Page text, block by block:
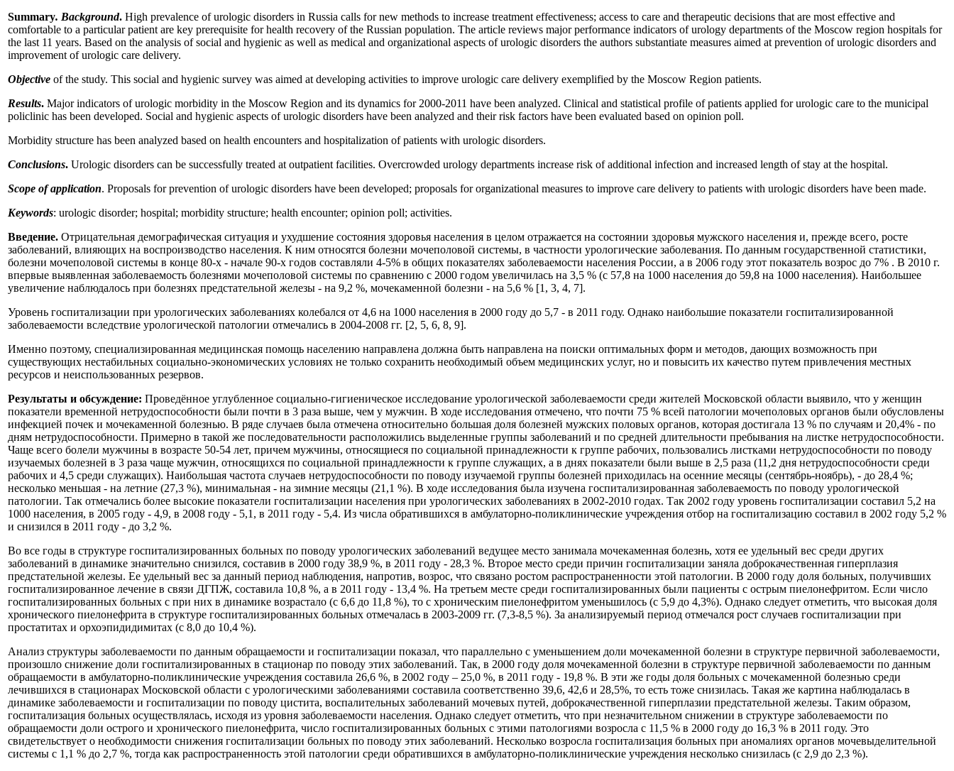
Summary. Background. High prevalence of urologic disorders in Russia calls for new methods to increase treatment effectiveness; access to care and therapeutic decisions that are most effective and
comfortable to a particular patient are key prerequisite for health recovery of the Russian population. The article reviews major performance indicators of urology departments of the Moscow region hospitals for
the last 11 years. Based on the analysis of social and hygienic as well as medical and organizational aspects of urologic disorders the authors substantiate measures aimed at prevention of urologic disorders and
improvement of urologic care delivery.
Objective of the study. This social and hygienic survey was aimed at developing activities to improve urologic care delivery exemplified by the Moscow Region patients.
Results. Major indicators of urologic morbidity in the Moscow Region and its dynamics for 2000-2011 have been analyzed. Clinical and statistical profile of patients applied for urologic care to the municipal
policlinic has been developed. Social and hygienic aspects of urologic disorders have been analyzed and their risk factors have been evaluated based on opinion poll.
Morbidity structure has been analyzed based on health encounters and hospitalization of patients with urologic disorders.
Conclusions. Urologic disorders can be successfully treated at outpatient facilities. Overcrowded urology departments increase risk of additional infection and increased length of stay at the hospital.
Scope of application. Proposals for prevention of urologic disorders have been developed; proposals for organizational measures to improve care delivery to patients with urologic disorders have been made.
Keywords: urologic disorder; hospital; morbidity structure; health encounter; opinion poll; activities.
Введение. Отрицательная демографическая ситуация и ухудшение состояния здоровья населения в целом отражается на состоянии здоровья мужского населения и, прежде всего, росте
заболеваний, влияющих на воспроизводство населения. К ним относятся болезни мочеполовой системы, в частности урологические заболевания. По данным государственной статистики,
болезни мочеполовой системы в конце 80-х - начале 90-х годов составляли 4-5% в общих показателях заболеваемости населения России, а в 2006 году этот показатель возрос до 7% . В 2010 г.
впервые выявленная заболеваемость болезнями мочеполовой системы по сравнению с 2000 годом увеличилась на 3,5 % (с 57,8 на 1000 населения до 59,8 на 1000 населения). Наибольшее
увеличение наблюдалось при болезнях предстательной железы - на 9,2 %, мочекаменной болезни - на 5,6 % [1, 3, 4, 7].
Уровень госпитализации при урологических заболеваниях колебался от 4,6 на 1000 населения в 2000 году до 5,7 - в 2011 году. Однако наибольшие показатели госпитализированной
заболеваемости вследствие урологической патологии отмечались в 2004-2008 гг. [2, 5, 6, 8, 9].
Именно поэтому, специализированная медицинская помощь населению направлена должна быть направлена на поиски оптимальных форм и методов, дающих возможность при
существующих нестабильных социально-экономических условиях не только сохранить необходимый объем медицинских услуг, но и повысить их качество путем привлечения местных
ресурсов и неиспользованных резервов.
Результаты и обсуждение: Проведённое углубленное социально-гигиеническое исследование урологической заболеваемости среди жителей Московской области выявило, что у женщин
показатели временной нетрудоспособности были почти в 3 раза выше, чем у мужчин. В ходе исследования отмечено, что почти 75 % всей патологии мочеполовых органов были обусловлены
инфекцией почек и мочекаменной болезнью. В ряде случаев была отмечена относительно большая доля болезней мужских половых органов, которая достигала 13 % по случаям и 20,4% - по
дням нетрудоспособности. Примерно в такой же последовательности расположились выделенные группы заболеваний и по средней длительности пребывания на листке нетрудоспособности.
Чаще всего болели мужчины в возрасте 50-54 лет, причем мужчины, относящиеся по социальной принадлежности к группе рабочих, пользовались листками нетрудоспособности по поводу
изучаемых болезней в 3 раза чаще мужчин, относящихся по социальной принадлежности к группе служащих, а в днях показатели были выше в 2,5 раза (11,2 дня нетрудоспособности среди
рабочих и 4,5 среди служащих). Наибольшая частота случаев нетрудоспособности по поводу изучаемой группы болезней приходилась на осенние месяцы (сентябрь-ноябрь), - до 28,4 %;
несколько меньшая - на летние (27,3 %), минимальная - на зимние месяцы (21,1 %). В ходе исследования была изучена госпитализированная заболеваемость по поводу урологической
патологии. Так отмечались более высокие показатели госпитализации населения при урологических заболеваниях в 2002-2010 годах. Так 2002 году уровень госпитализации составил 5,2 на
1000 населения, в 2005 году - 4,9, в 2008 году - 5,1, в 2011 году - 5,4. Из числа обратившихся в амбулаторно-поликлинические учреждения отбор на госпитализацию составил в 2002 году 5,2 %
и снизился в 2011 году - до 3,2 %.
Во все годы в структуре госпитализированных больных по поводу урологических заболеваний ведущее место занимала мочекаменная болезнь, хотя ее удельный вес среди других
заболеваний в динамике значительно снизился, составив в 2000 году 38,9 %, в 2011 году - 28,3 %. Второе место среди причин госпитализации заняла доброкачественная гиперплазия
предстательной железы. Ее удельный вес за данный период наблюдения, напротив, возрос, что связано ростом распространенности этой патологии. В 2000 году доля больных, получивших
госпитализированное лечение в связи ДГПЖ, составила 10,8 %, а в 2011 году - 13,4 %. На третьем месте среди госпитализированных были пациенты с острым пиелонефритом. Если число
госпитализированных больных с при них в динамике возрастало (с 6,6 до 11,8 %), то с хроническим пиелонефритом уменьшилось (с 5,9 до 4,3%). Однако следует отметить, что высокая доля
хронического пиелонефрита в структуре госпитализированных больных отмечалась в 2003-2009 гг. (7,3-8,5 %). За анализируемый период отмечался рост случаев госпитализации при
простатитах и орхоэпидидимитах (с 8,0 до 10,4 %).
Анализ структуры заболеваемости по данным обращаемости и госпитализации показал, что параллельно с уменьшением доли мочекаменной болезни в структуре первичной заболеваемости,
произошло снижение доли госпитализированных в стационар по поводу этих заболеваний. Так, в 2000 году доля мочекаменной болезни в структуре первичной заболеваемости по данным
обращаемости в амбулаторно-поликлинические учреждения составила 26,6 %, в 2002 году – 25,0 %, в 2011 году - 19,8 %. В эти же годы доля больных с мочекаменной болезнью среди
лечившихся в стационарах Московской области с урологическими заболеваниями составила соответственно 39,6, 42,6 и 28,5%, то есть тоже снизилась. Такая же картина наблюдалась в
динамике заболеваемости и госпитализации по поводу цистита, воспалительных заболеваний мочевых путей, доброкачественной гиперплазии предстательной железы. Таким образом,
госпитализация больных осуществлялась, исходя из уровня заболеваемости населения. Однако следует отметить, что при незначительном снижении в структуре заболеваемости по
обращаемости доли острого и хронического пиелонефрита, число госпитализированных больных с этими патологиями возросла с 11,5 % в 2000 году до 16,3 % в 2011 году. Это
свидетельствует о необходимости снижения госпитализации больных по поводу этих заболеваний. Несколько возросла госпитализация больных при аномалиях органов мочевыделительной
системы с 1,1 % до 2,7 %, тогда как распространенность этой патологии среди обратившихся в амбулаторно-поликлинические учреждения несколько снизилась (с 2,9 до 2,3 %).